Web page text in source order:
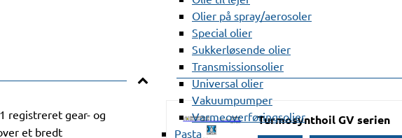
Olier på spray/aerosoler
Special olier
Sukkerløsende olier
Transmissionsolier
Universal olier
Vakuumpumper
Varmeoverføringsolier
Pasta
registreret gear- og
et bredt
Turmosynthoil GV serien